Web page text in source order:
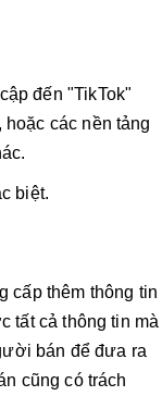
đến "TikTok"
các nền tảng
biệt.
cấp thêm thông tin
tất cả thông tin mà
bán để đưa ra
cũng có trách